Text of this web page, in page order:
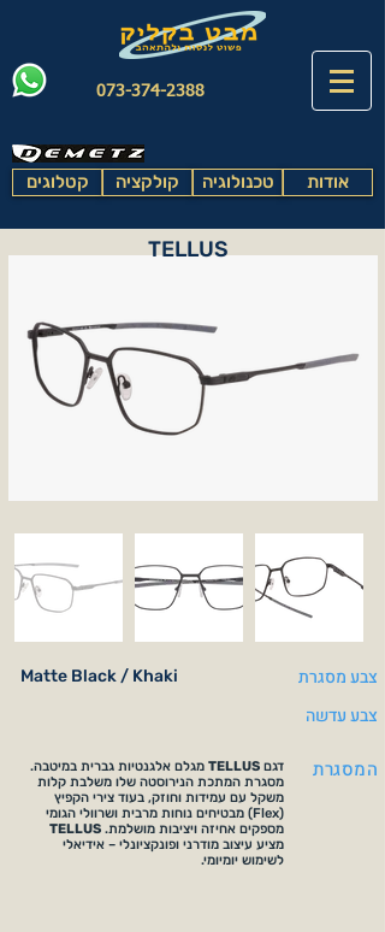
073-374-2388
קטלוגים קולקציה טכנולוגיה אודות
TELLUS
Matte Black / Khaki
צבע מסגרת
צבע עדשה
דגם TELLUS מגלם אלגנטיות גברית במיטבה.
מסגרת המתכת הנירוסטה שלו משלבת קלות
משקל עם עמידות וחוזק, בעוד צירי הקפיץ
(Flex) מבטיחים נוחות מרבית ושרוולי הגומי
מספקים אחיזה ויציבות מושלמת. TELLUS
מציע עיצוב מודרני ופונקציונלי – אידיאלי
לשימוש יומיומי.
המסגרת